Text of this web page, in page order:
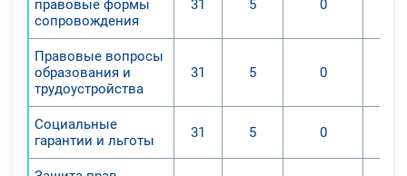
правовые формы
сопровождения
31 5 0
Правовые вопросы
образования и
трудоустройства
31 5 0
Социальные
гарантии и льготы
31 5 0